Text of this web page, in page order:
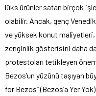
lüks ürünler satan birçok
olabilir. Ancak, genç
ve yüksek konut maliyetleri,
zenginlik gösterisini daha
protestoları tetikleyen
Bezos’un yüzünü taşıyan
for Bezos” (Bezos’a Yer